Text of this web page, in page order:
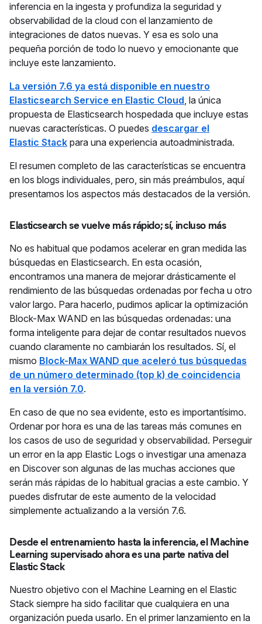
inferencia en la ingesta y profundiza la seguridad y
observabilidad de la cloud con el lanzamiento de
integraciones de datos nuevas. Y esa es solo una
pequeña porción de todo lo nuevo y emocionante que
incluye este lanzamiento.
La versión 7.6 ya está disponible en nuestro
Elasticsearch Service en Elastic Cloud, la única
propuesta de Elasticsearch hospedada que incluye estas
nuevas características. O puedes descargar el
Elastic Stack para una experiencia autoadministrada.
El resumen completo de las características se encuentra
en los blogs individuales, pero, sin más preámbulos, aquí
presentamos los aspectos más destacados de la versión.
Elasticsearch se vuelve más rápido; sí, incluso más
No es habitual que podamos acelerar en gran medida las
búsquedas en Elasticsearch. En esta ocasión,
encontramos una manera de mejorar drásticamente el
rendimiento de las búsquedas ordenadas por fecha u otro
valor largo. Para hacerlo, pudimos aplicar la optimización
Block-Max WAND en las búsquedas ordenadas: una
forma inteligente para dejar de contar resultados nuevos
cuando claramente no cambiarán los resultados. Sí, el
mismo Block-Max WAND que aceleró tus búsquedas
de un número determinado (top k) de coincidencia
en la versión 7.0.
En caso de que no sea evidente, esto es importantísimo.
Ordenar por hora es una de las tareas más comunes en
los casos de uso de seguridad y observabilidad. Perseguir
un error en la app Elastic Logs o investigar una amenaza
en Discover son algunas de las muchas acciones que
serán más rápidas de lo habitual gracias a este cambio. Y
puedes disfrutar de este aumento de la velocidad
simplemente actualizando a la versión 7.6.
Desde el entrenamiento hasta la inferencia, el Machine
Learning supervisado ahora es una parte nativa del
Elastic Stack
Nuestro objetivo con el Machine Learning en el Elastic
Stack siempre ha sido facilitar que cualquiera en una
organización pueda usarlo. En el primer lanzamiento en la